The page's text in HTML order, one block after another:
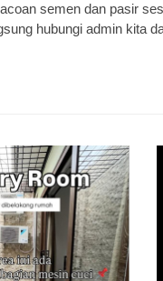
semen dan pasir
hubungi admin kita